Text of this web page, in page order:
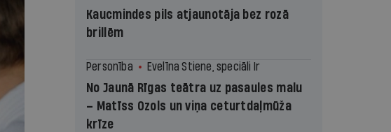
Kaucmindes pils atjaunotāja bez rozā
brillēm
Personība Evelīna Stiene, speciāli Ir
No Jaunā Rīgas teātra uz pasaules malu
– Matīss Ozols un viņa ceturtdaļmūža
krīze